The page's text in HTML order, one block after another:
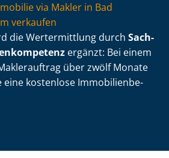
via Makler in Bad
verkaufen
die Wertermittlung durch Sach­
ergänzt: Bei einem
über zwölf Monate
eine kostenlose Im­mo­bi­li­en­be­